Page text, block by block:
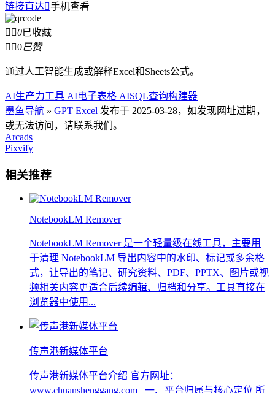
链接直达手机查看
 0已收藏
 0已赞
通过人工智能生成或解释Excel和Sheets公式。
AI生产力工具 AI电子表格 AISQL查询构建器
墨鱼导航 » GPT Excel 发布于 2025-03-28，如发现网址过期，
或无法访问，请联系我们。
Arcads
Pixvify
相关推荐
NotebookLM Remover
NotebookLM Remover 是一个轻量级在线工具，主要用
于清理 NotebookLM 导出内容中的水印、标记或多余格
式，让导出的笔记、研究资料、PDF、PPTX、图片或视
频相关内容更适合后续编辑、归档和分享。工具直接在
浏览器中使用...
传声港新媒体平台
传声港新媒体平台介绍 官方网址：
www.chuanshenggang.com 一、平台归属与核心定位 所